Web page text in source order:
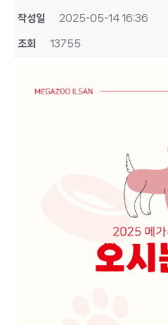
작성일 2025-05-14 16:36
조회 13755